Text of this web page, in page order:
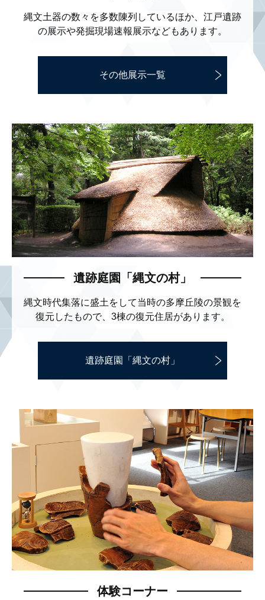
縄文土器の数々を多数陳列しているほか、 江戸遺跡
の展示や発掘現場速報展示などもあります。
その他展示一覧
遺跡庭園「縄文の村」
縄文時代集落に盛土をして当時の多摩丘陵の景観を
復元したもので、3棟の復元住居があります。
遺跡庭園「縄文の村」
体験コーナー